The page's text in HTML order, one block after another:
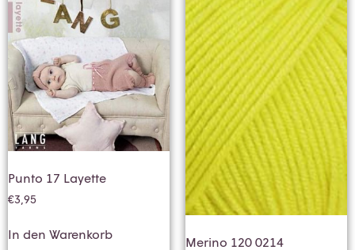
Punto 17 Layette
€3,95
In den Warenkorb Merino 120 0214